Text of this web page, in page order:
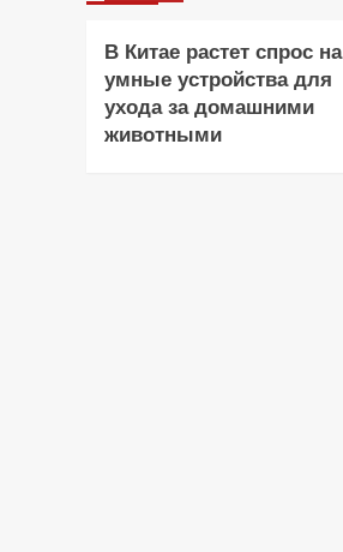
В Китае растет спрос на
умные устройства для
ухода за домашними
животными